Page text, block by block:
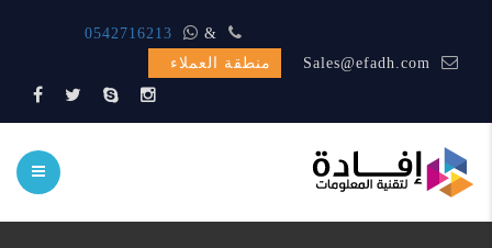
&
0542716213
منطقة العملاء